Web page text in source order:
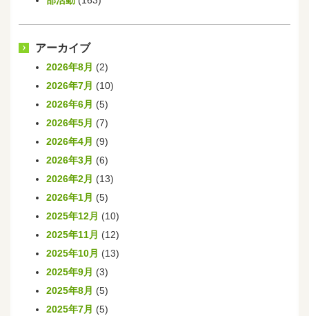
アーカイブ
2026年8月 (2)
2026年7月 (10)
2026年6月 (5)
2026年5月 (7)
2026年4月 (9)
2026年3月 (6)
2026年2月 (13)
2026年1月 (5)
2025年12月 (10)
2025年11月 (12)
2025年10月 (13)
2025年9月 (3)
2025年8月 (5)
2025年7月 (5)